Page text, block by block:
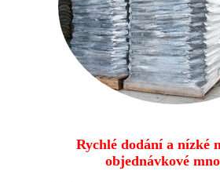
Rychlé dodání a nízké
objednávkové